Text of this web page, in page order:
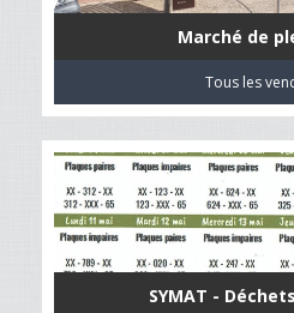
Marché de
Tous les
SYMAT -